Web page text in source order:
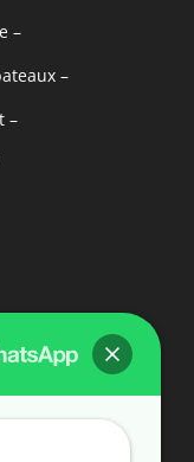
– Organisation des circuits touristique
– Loueur de tentes, bâches, voiles a bateaux
– Loueur d’animaux de bas et de trait.